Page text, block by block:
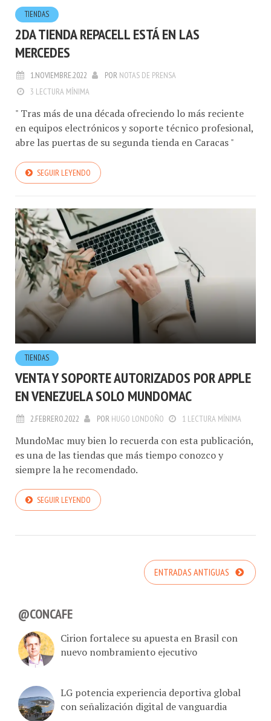
TIENDAS
2DA TIENDA REPACELL ESTÁ EN LAS
MERCEDES
1.NOVIEMBRE.2022 POR NOTAS DE PRENSA
3 LECTURA MÍNIMA
" Tras más de una década ofreciendo lo más reciente
en equipos electrónicos y soporte técnico profesional,
abre las puertas de su segunda tienda en Caracas "
SEGUIR LEYENDO
TIENDAS
VENTA Y SOPORTE AUTORIZADOS POR APPLE
EN VENEZUELA SOLO MUNDOMAC
2.FEBRERO.2022 POR HUGO LONDOÑO 1 LECTURA MÍNIMA
MundoMac muy bien lo recuerda con esta publicación,
es una de las tiendas que más tiempo conozco y
siempre la he recomendado.
SEGUIR LEYENDO
ENTRADAS ANTIGUAS
@CONCAFE
Cirion fortalece su apuesta en Brasil con
nuevo nombramiento ejecutivo
LG potencia experiencia deportiva global
con señalización digital de vanguardia